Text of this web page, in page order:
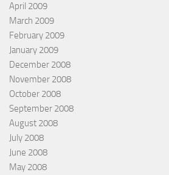
April 2009
March 2009
February 2009
January 2009
December 2008
November 2008
October 2008
September 2008
August 2008
July 2008
June 2008
May 2008